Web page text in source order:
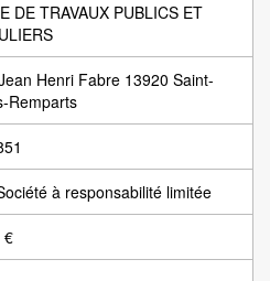
DE TRAVAUX PUBLICS ET
Henri Fabre 13920 Saint-
Remparts
à responsabilité limitée
€